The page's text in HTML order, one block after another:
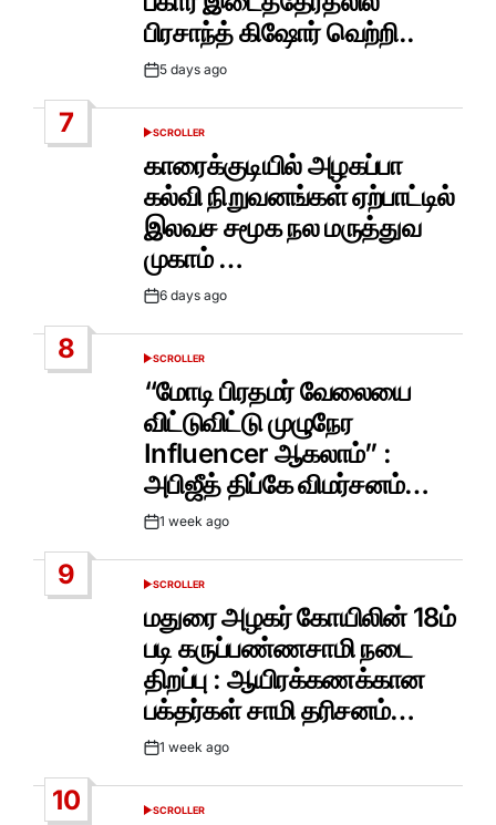
பிரசாந்த் கிஷோர் வெற்றி..
Post5 days ago
7
POSTED
SCROLLER
காரைக்குடியில் அழகப்பா
கல்வி நிறுவனங்கள் ஏற்பாட்டில்
இலவச சமூக நல மருத்துவ
முகாம் …
Post6 days ago
8
POSTED
SCROLLER
“மோடி பிரதமர் வேலையை
விட்டுவிட்டு முழுநேர
Influencer ஆகலாம்” :
அபிஜீத் திப்கே விமர்சனம்…
Post1 week ago
9
POSTED
SCROLLER
மதுரை அழகர் கோயிலின் 18ம்
படி கருப்பண்ணசாமி நடை
திறப்பு : ஆயிரக்கணக்கான
பக்தர்கள் சாமி தரிசனம்…
Post1 week ago
10
POSTED
SCROLLER